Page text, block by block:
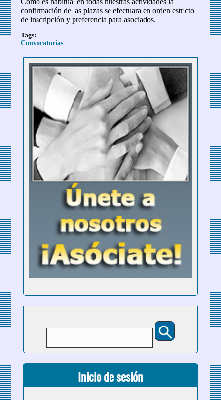
Como es habitual en todas nuestras actividades la
confirmación de las plazas se efectuara en orden estricto
de inscripción y preferencia para asociados.
Tags:
Convocatorias
Inicio de sesión